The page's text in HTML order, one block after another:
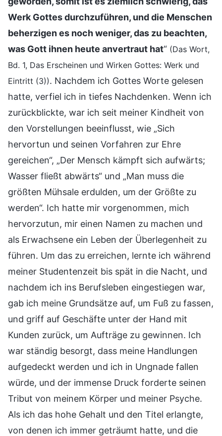
Werk Gottes durchzuführen, und die Menschen
beherzigen es noch weniger, das zu beachten,
was Gott ihnen heute anvertraut hat“ (Das Wort,
Bd. 1, Das Erscheinen und Wirken Gottes: Werk und
Eintritt (3)). Nachdem ich Gottes Worte gelesen
hatte, verfiel ich in tiefes Nachdenken. Wenn ich
zurückblickte, war ich seit meiner Kindheit von
den Vorstellungen beeinflusst, wie „Sich
hervortun und seinen Vorfahren zur Ehre
gereichen“, „Der Mensch kämpft sich aufwärts;
Wasser fließt abwärts“ und „Man muss die
größten Mühsale erdulden, um der Größte zu
werden“. Ich hatte mir vorgenommen, mich
hervorzutun, mir einen Namen zu machen und
als Erwachsene ein Leben der Überlegenheit zu
führen. Um das zu erreichen, lernte ich während
meiner Studentenzeit bis spät in die Nacht, und
nachdem ich ins Berufsleben eingestiegen war,
gab ich meine Grundsätze auf, um Fuß zu fassen,
und griff auf Geschäfte unter der Hand mit
Kunden zurück, um Aufträge zu gewinnen. Ich
war ständig besorgt, dass meine Handlungen
aufgedeckt werden und ich in Ungnade fallen
würde, und der immense Druck forderte seinen
Tribut von meinem Körper und meiner Psyche.
Als ich das hohe Gehalt und den Titel erlangte,
von denen ich immer geträumt hatte, und die